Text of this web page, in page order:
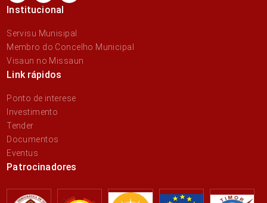
Institucional
Servisu Munisipal
Membro do Concelho Municipal
Visaun no Missaun
Link rápidos
Ponto de interese
Investimento
Tender
Documentos
Eventus
Patrocinadores